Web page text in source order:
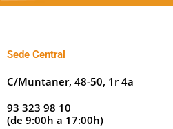
Sede Central
C/Muntaner, 48-50, 1r 4a
93 323 98 10
(de 9:00h a 17:00h)